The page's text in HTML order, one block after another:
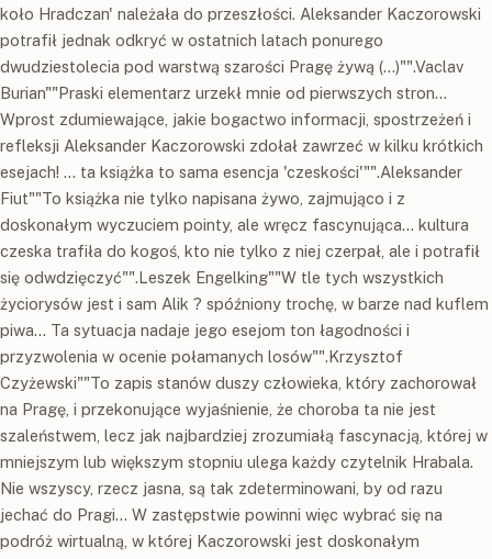
koło Hradczan' należała do przeszłości. Aleksander Kaczorowski
potrafił jednak odkryć w ostatnich latach ponurego
dwudziestolecia pod warstwą szarości Pragę żywą (...)"".Vaclav
Burian""Praski elementarz urzekł mnie od pierwszych stron...
Wprost zdumiewające, jakie bogactwo informacji, spostrzeżeń i
refleksji Aleksander Kaczorowski zdołał zawrzeć w kilku krótkich
esejach! ... ta książka to sama esencja 'czeskości'"".Aleksander
Fiut""To książka nie tylko napisana żywo, zajmująco i z
doskonałym wyczuciem pointy, ale wręcz fascynująca... kultura
czeska trafiła do kogoś, kto nie tylko z niej czerpał, ale i potrafił
się odwdzięczyć"".Leszek Engelking""W tle tych wszystkich
życiorysów jest i sam Alik ? spóźniony trochę, w barze nad kuflem
piwa... Ta sytuacja nadaje jego esejom ton łagodności i
przyzwolenia w ocenie połamanych losów"".Krzysztof
Czyżewski""To zapis stanów duszy człowieka, który zachorował
na Pragę, i przekonujące wyjaśnienie, że choroba ta nie jest
szaleństwem, lecz jak najbardziej zrozumiałą fascynacją, której w
mniejszym lub większym stopniu ulega każdy czytelnik Hrabala.
Nie wszyscy, rzecz jasna, są tak zdeterminowani, by od razu
jechać do Pragi... W zastępstwie powinni więc wybrać się na
podróż wirtualną, w której Kaczorowski jest doskonałym